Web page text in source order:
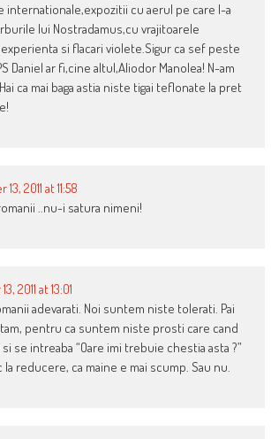
internationale,expozitii cu aerul pe care l-a
lui Nostradamus,cu vrajitoarele
si flacari violete.Sigur ca sef peste
Daniel ar fi,cine altul,Aliodor Manolea! N-am
ca mai baga astia niste tigai teflonate la pret
2011 at 11:58
..nu-i satura nimeni!
2011 at 13:01
adevarati. Noi suntem niste tolerati. Pai
pentru ca suntem niste prosti care cand
se intreaba “Oare imi trebuie chestia asta ?”
la reducere, ca maine e mai scump. Sau nu.